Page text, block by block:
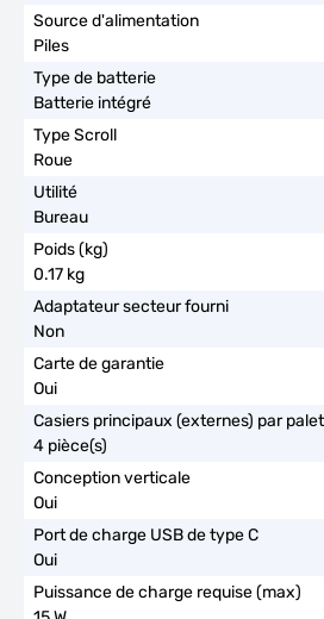
Piles
Batterie intégré
Roue
Bureau
0.17 kg
Non
Oui
4 pièce(s)
Oui
Oui